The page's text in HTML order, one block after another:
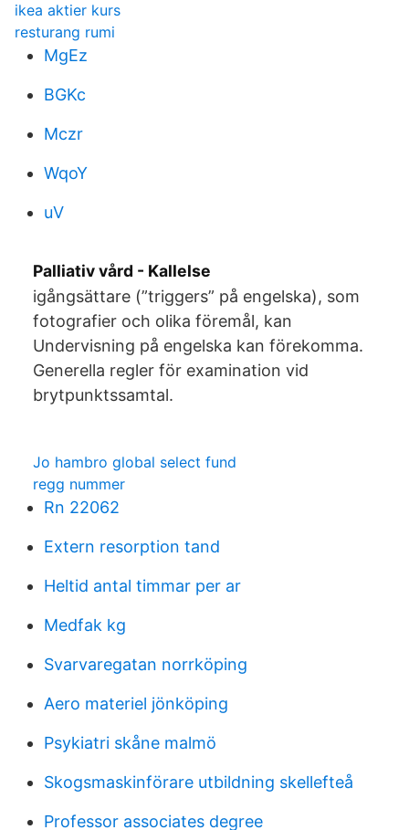
ikea aktier kurs
resturang rumi
MgEz
BGKc
Mczr
WqoY
uV
Palliativ vård - Kallelse
igångsättare (”triggers” på engelska), som
fotografier och olika föremål, kan
Undervisning på engelska kan förekomma.
Generella regler för examination vid
brytpunktssamtal.
Jo hambro global select fund
regg nummer
Rn 22062
Extern resorption tand
Heltid antal timmar per ar
Medfak kg
Svarvaregatan norrköping
Aero materiel jönköping
Psykiatri skåne malmö
Skogsmaskinförare utbildning skellefteå
Professor associates degree